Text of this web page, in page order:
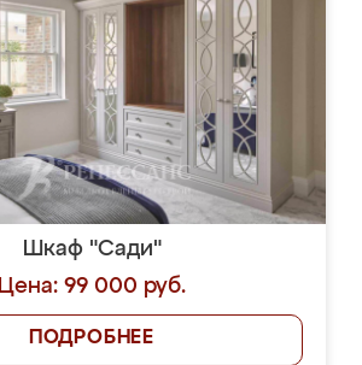
Шкаф "Сади"
Цена: 99 000 руб.
ПОДРОБНЕЕ